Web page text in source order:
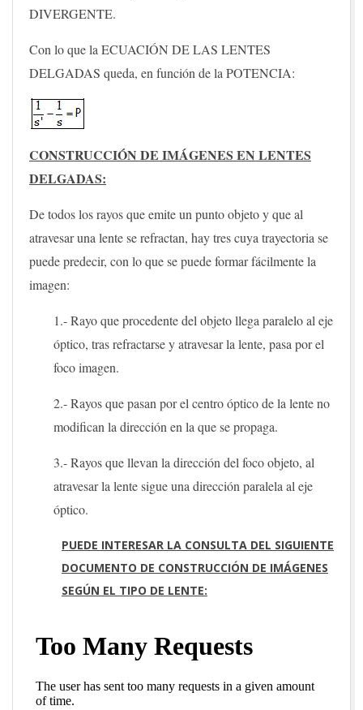
DIVERGENTE.
Con lo que la ECUACIÓN DE LAS LENTES
DELGADAS queda, en función de la POTENCIA:
CONSTRUCCIÓN DE IMÁGENES EN LENTES
DELGADAS:
De todos los rayos que emite un punto objeto y que al
atravesar una lente se refractan, hay tres cuya trayectoria se
puede predecir, con lo que se puede formar fácilmente la
imagen:
1.- Rayo que procedente del objeto llega paralelo al eje
óptico, tras refractarse y atravesar la lente, pasa por el
foco imagen.
2.- Rayos que pasan por el centro óptico de la lente no
modifican la dirección en la que se propaga.
3.- Rayos que llevan la dirección del foco objeto, al
atravesar la lente sigue una dirección paralela al eje
óptico.
PUEDE INTERESAR LA CONSULTA DEL SIGUIENTE
DOCUMENTO DE CONSTRUCCIÓN DE IMÁGENES
SEGÚN EL TIPO DE LENTE: